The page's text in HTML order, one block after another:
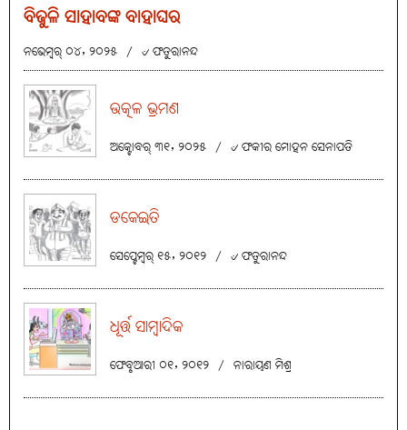
ବିଜୁଳି ସାହାବଙ୍କ ବାହାଘର
ନଭେମ୍ବର୍ ୦୪, ୨୦୨୫ / ୰ ଫତୁରାନନ୍ଦ
ଉତ୍କଳ ଭ୍ରମଣ
ଅକ୍ଟୋବର୍ ୩୧, ୨୦୨୫ / ୰ ଫକୀର ମୋହନ ସେନାପତି
ଡକେଇତି
ସେପ୍ଟେମ୍ବର୍ ୧୫, ୨୦୧୨ / ୰ ଫତୁରାନନ୍ଦ
ଧୂର୍ତ୍ତ ସାମ୍ବାଦିକ
ଫେବୃଆରୀ ୦୧, ୨୦୧୨ / ନାରାୟଣ ମିଶ୍ର